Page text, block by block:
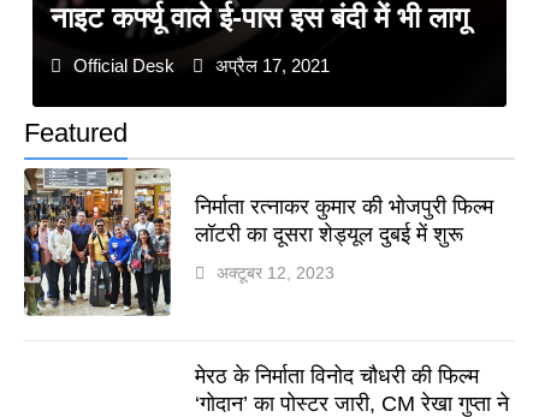
Featured
निर्माता रत्नाकर कुमार की भोजपुरी फिल्म
लॉटरी का दूसरा शेड्यूल दुबई में शुरू
अक्टूबर 12, 2023
मेरठ के निर्माता विनोद चौधरी की फिल्म
‘गोदान’ का पोस्टर जारी, CM रेखा गुप्ता ने
नाइट कर्फ्यू वाले ई-पास इस बंदी में भी लागू
Official Desk अप्रैल 17, 2021